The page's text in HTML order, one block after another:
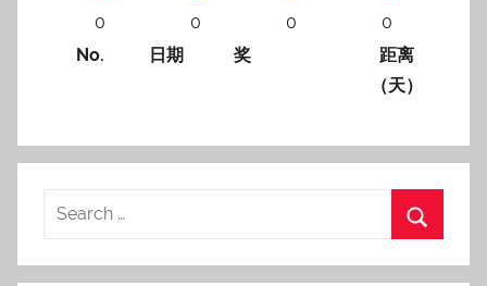
0 0 0
0
No.
日期 奖
距离
（天）